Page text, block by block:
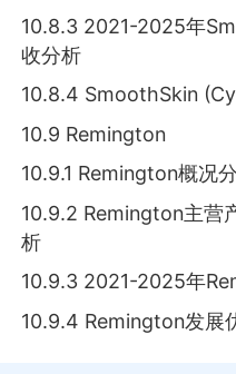
10.8.3 2021-2025年
收分析
10.8.4 SmoothSkin
10.9 Remington
10.9.1 Remington概况
10.9.2 Remington主营
析
10.9.3 2021-2025年
10.9.4 Remington发展